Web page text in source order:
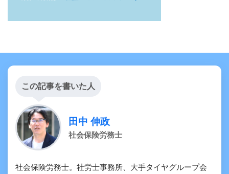
この記事を書いた人
田中 伸政
社会保険労務士
社会保険労務士。社労士事務所、大手タイヤグループ会